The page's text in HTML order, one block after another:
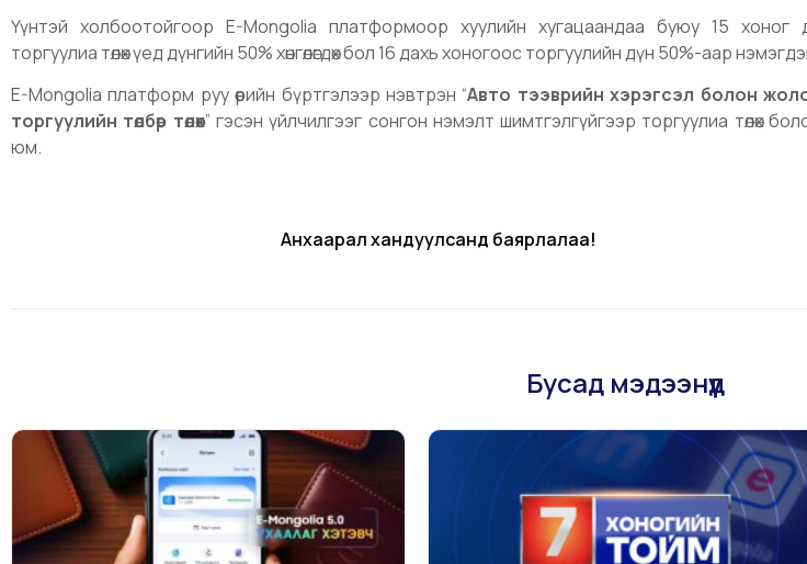
Үүнтэй холбоотойгоор E-Mongolia платформоор хуулийн хугацаандаа буюу 15 хоног
торгуулиа төлөх үед дүнгийн 50% хөнгөлөгдөх бол 16 дахь хоногоос торгуулийн дүн 50%-аар
E-Mongolia платформ руу өөрийн бүртгэлээр нэвтрэн “Авто тээврийн хэрэгсэл болон
торгуулийн төлбөр төлөх” гэсэн үйлчилгээг сонгон нэмэлт шимтгэлгүйгээр торгуулиа төлөх
юм.
Анхаарал хандуулсанд баярлалаа!
Бусад мэдээнүүд